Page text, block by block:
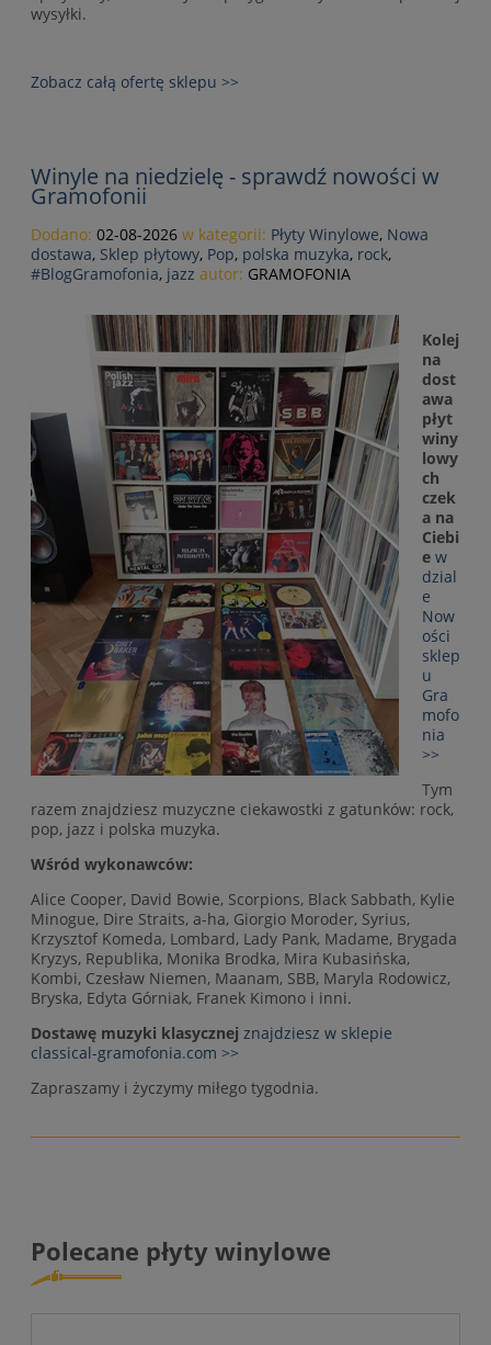
wysyłki.
Zobacz całą ofertę sklepu >>
Winyle na niedzielę - sprawdź nowości w
Gramofonii
Dodano: 02-08-2026 w kategorii: Płyty Winylowe, Nowa
dostawa, Sklep płytowy, Pop, polska muzyka, rock,
#BlogGramofonia, jazz autor: GRAMOFONIA
Kolej
na
dost
awa
płyt
winy
lowy
ch
czek
a na
Ciebi
e w
dzial
e
Now
ości
sklep
u
Gra
mofo
nia
>>
Tym
razem znajdziesz muzyczne ciekawostki z gatunków: rock,
pop, jazz i polska muzyka.
Wśród wykonawców:
Alice Cooper, David Bowie, Scorpions, Black Sabbath, Kylie
Minogue, Dire Straits, a-ha, Giorgio Moroder, Syrius,
Krzysztof Komeda, Lombard, Lady Pank, Madame, Brygada
Kryzys, Republika, Monika Brodka, Mira Kubasińska,
Kombi, Czesław Niemen, Maanam, SBB, Maryla Rodowicz,
Bryska, Edyta Górniak, Franek Kimono i inni.
Dostawę muzyki klasycznej znajdziesz w sklepie
classical-gramofonia.com >>
Zapraszamy i życzymy miłego tygodnia.
Polecane płyty winylowe